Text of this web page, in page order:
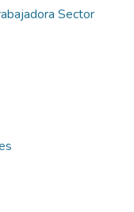
Sector